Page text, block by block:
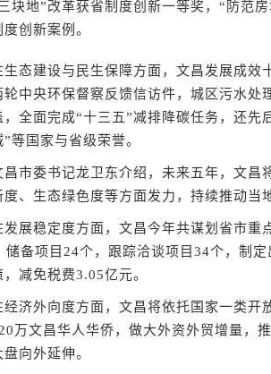
块地”改革获省制度创新一等奖，“防范
度创新案例。
建设与民生保障方面，文昌发展成效
轮中央环保督察反馈信访件，城区污水处
，全面完成“十三五”减排降碳任务，还先
等国家与省级荣誉。
委书记龙卫东介绍，未来五年，文昌
度、生态绿色度等方面发力，持续推动当
稳定度方面，文昌今年共谋划省市重
储备项目24个，跟踪洽谈项目34个，制
，减免税费3.05亿元。
外向度方面，文昌将依托国家一类开
万文昌华人华侨，做大外资外贸增量，
向外延伸。